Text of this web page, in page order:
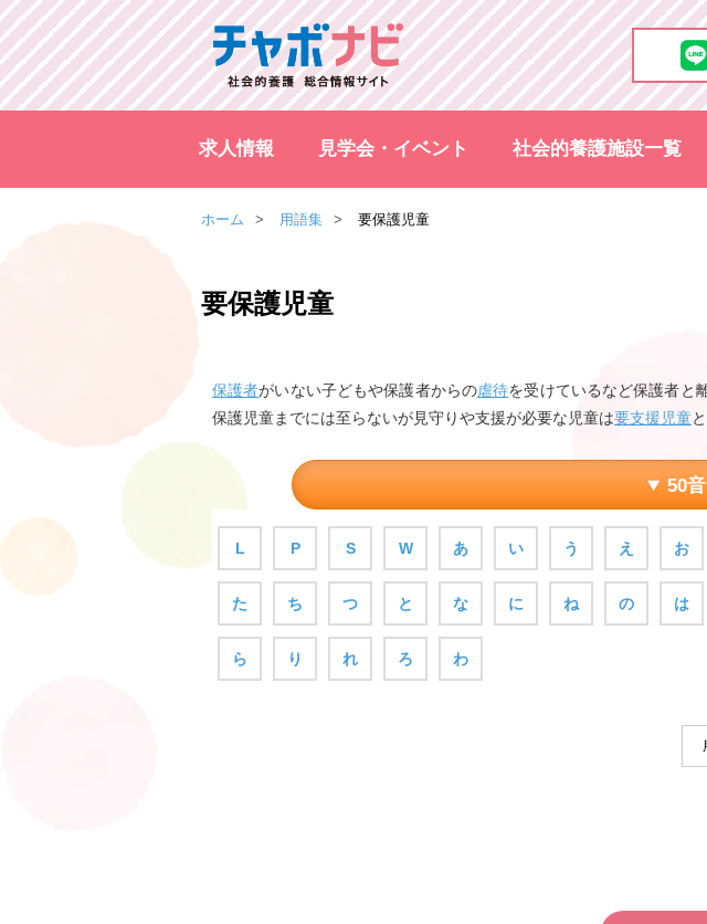
求人情報 見学会・イベント 社会的養護施設一覧
ホーム 用語集 要保護児童
要保護児童
保護者がいない子どもや保護者からの虐待を受けているなど保護者と
保護児童までには至らないが見守りや支援が必要な児童は要支援児童
50
L P S W あ い う え お
た ち つ と な に ね の は
ら り れ ろ わ